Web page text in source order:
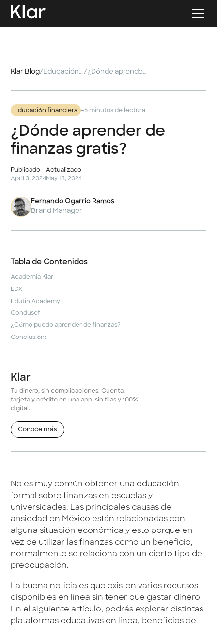
Klar Blog/ Educación financiera / ¿Dónde aprender de finanzas gratis?
Educación financiera -5 minutos de lectura
¿Dónde aprender de
finanzas gratis?
Publicado
April 3, 2024
Actualizado
May 13, 2024
Fernando Ogarrio Ramos
Brand Manager
Tabla de Contenidos
Academia Klar
EDX
Edutin Academy
Condusef
¿Cómo puedo aprender de finanzas?
Conclusión:
Klar
Tu dinero, sin complicaciones. Cuenta,
tarjeta y crédito en una app, sin filas y 100%
digital.
Conoce más
No es muy común obtener una educación
formal sobre finanzas en escuelas y
universidades. Las principales causas de
ansiedad en México están relacionadas con
alguna situación económica y esto porque en
vez de utilizar las finanzas como un beneficio,
normalmente se relaciona con un cierto tipo de
preocupación.
La buena noticia es que existen varios recursos
disponibles en línea sin tener que gastar dinero.
En el siguiente artículo, podrás explorar distintas
plataformas educativas en línea, beneficios de